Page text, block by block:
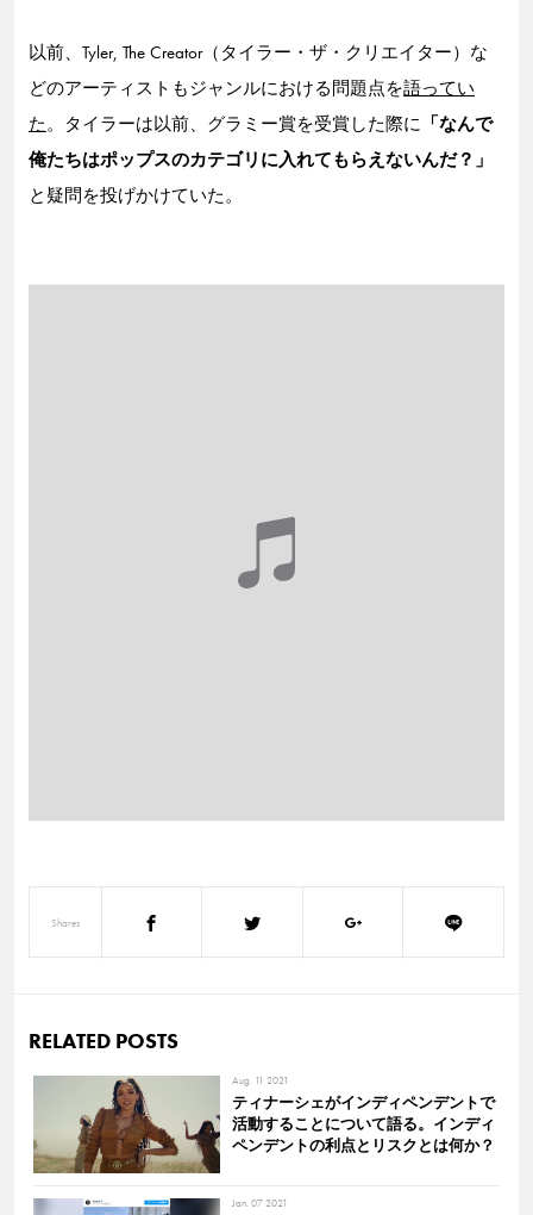
以前、Tyler, The Creator（タイラー・ザ・クリエイター）な
どのアーティストもジャンルにおける問題点を語ってい
た。タイラーは以前、グラミー賞を受賞した際に 「なんで
俺たちはポップスのカテゴリに入れてもらえないんだ？」
と疑問を投げかけていた。
Shares
RELATED POSTS
Aug. 11 2021
ティナーシェがインディペンデントで
活動することについて語る。インディ
ペンデントの利点とリスクとは何か？
Jan. 07 2021